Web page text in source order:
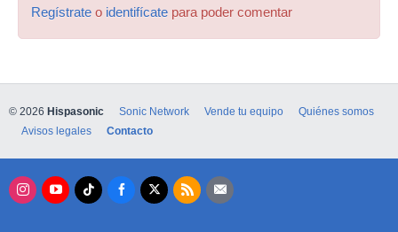
Regístrate o identifícate para poder comentar
© 2026 Hispasonic Sonic Network Vende tu equipo
Quiénes somos
Avisos legales
Contacto